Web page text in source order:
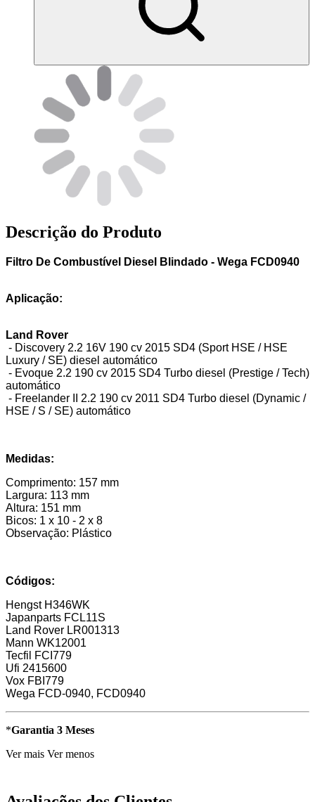
Descrição do Produto
Filtro De Combustível Diesel Blindado - Wega FCD0940
Aplicação:
Land Rover
- Discovery 2.2 16V 190 cv 2015 SD4 (Sport HSE / HSE
Luxury / SE) diesel automático
- Evoque 2.2 190 cv 2015 SD4 Turbo diesel (Prestige / Tech)
automático
- Freelander II 2.2 190 cv 2011 SD4 Turbo diesel (Dynamic /
HSE / S / SE) automático
Medidas:
Comprimento: 157 mm
Largura: 113 mm
Altura: 151 mm
Bicos: 1 x 10 - 2 x 8
Observação: Plástico
Códigos:
Hengst H346WK
Japanparts FCL11S
Land Rover LR001313
Mann WK12001
Tecfil FCI779
Ufi 2415600
Vox FBI779
Wega FCD-0940, FCD0940
*Garantia 3 Meses
Ver mais Ver menos